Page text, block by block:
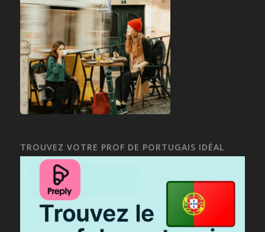
TROUVEZ VOTRE PROF DE PORTUGAIS IDÉAL